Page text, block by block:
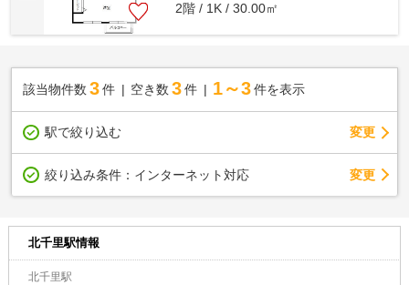
2階 / 1K / 30.00㎡
該当物件数 3件 空き数 3 件 1～3 件を表示
駅で絞り込む 変更
絞り込み条件： インターネット対応 変更
北千里駅情報
北千里駅